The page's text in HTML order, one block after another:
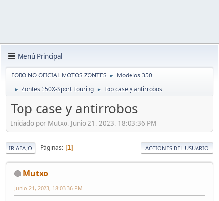
Menú Principal
FORO NO OFICIAL MOTOS ZONTES ► Modelos 350
► Zontes 350X-Sport Touring ► Top case y antirrobos
Top case y antirrobos
Iniciado por Mutxo, Junio 21, 2023, 18:03:36 PM
IR ABAJO Páginas 1 ACCIONES DEL USUARIO
Mutxo
Junio 21, 2023, 18:03:36 PM